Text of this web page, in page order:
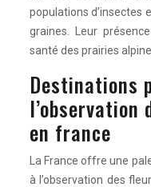
populations d’insectes
graines. Leur
santé des prairies
Destinations
l’observation
en france
La France offre une
à l’observation des